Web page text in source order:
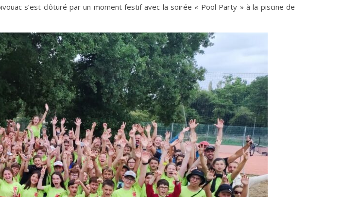
s’est clôturé par un moment festif avec la soirée « Pool Party » à la piscine de